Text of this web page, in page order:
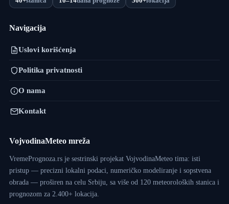
Navigacija
Uslovi korišćenja
Politika privatnosti
O nama
Kontakt
VojvodinaMeteo mreža
VremePrognoza.rs je sestrinski projekat VojvodinaMeteo tima: isti
pristup — precizni lokalni podaci, numeričko modeliranje i sopstvena
obrada — proširen na celu Srbiju, sa više od 120 meteoroloških stanica i
prognozom za 2.400+ lokacija.